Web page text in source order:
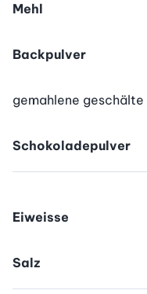
Mehl
Backpulver
gemahlene geschälte
Schokoladepulver
Eiweisse
Salz